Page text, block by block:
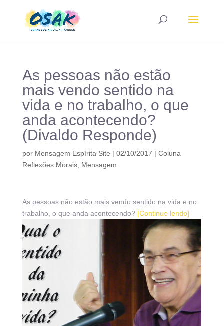
As pessoas não estão
mais vendo sentido na
vida e no trabalho, o que
anda acontecendo?
(Divaldo Responde)
por Mensagem Espírita Site | 02/10/2017 | Coluna
Reflexões Morais, Mensagem
As pessoas não estão mais vendo sentido na vida e no
trabalho, o que anda acontecendo? [Continue lendo]